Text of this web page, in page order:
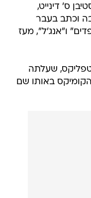
ס' דינייט,
וכתב בעבר
ו"אנג'ל", מעז
שעלתה
באותו שם